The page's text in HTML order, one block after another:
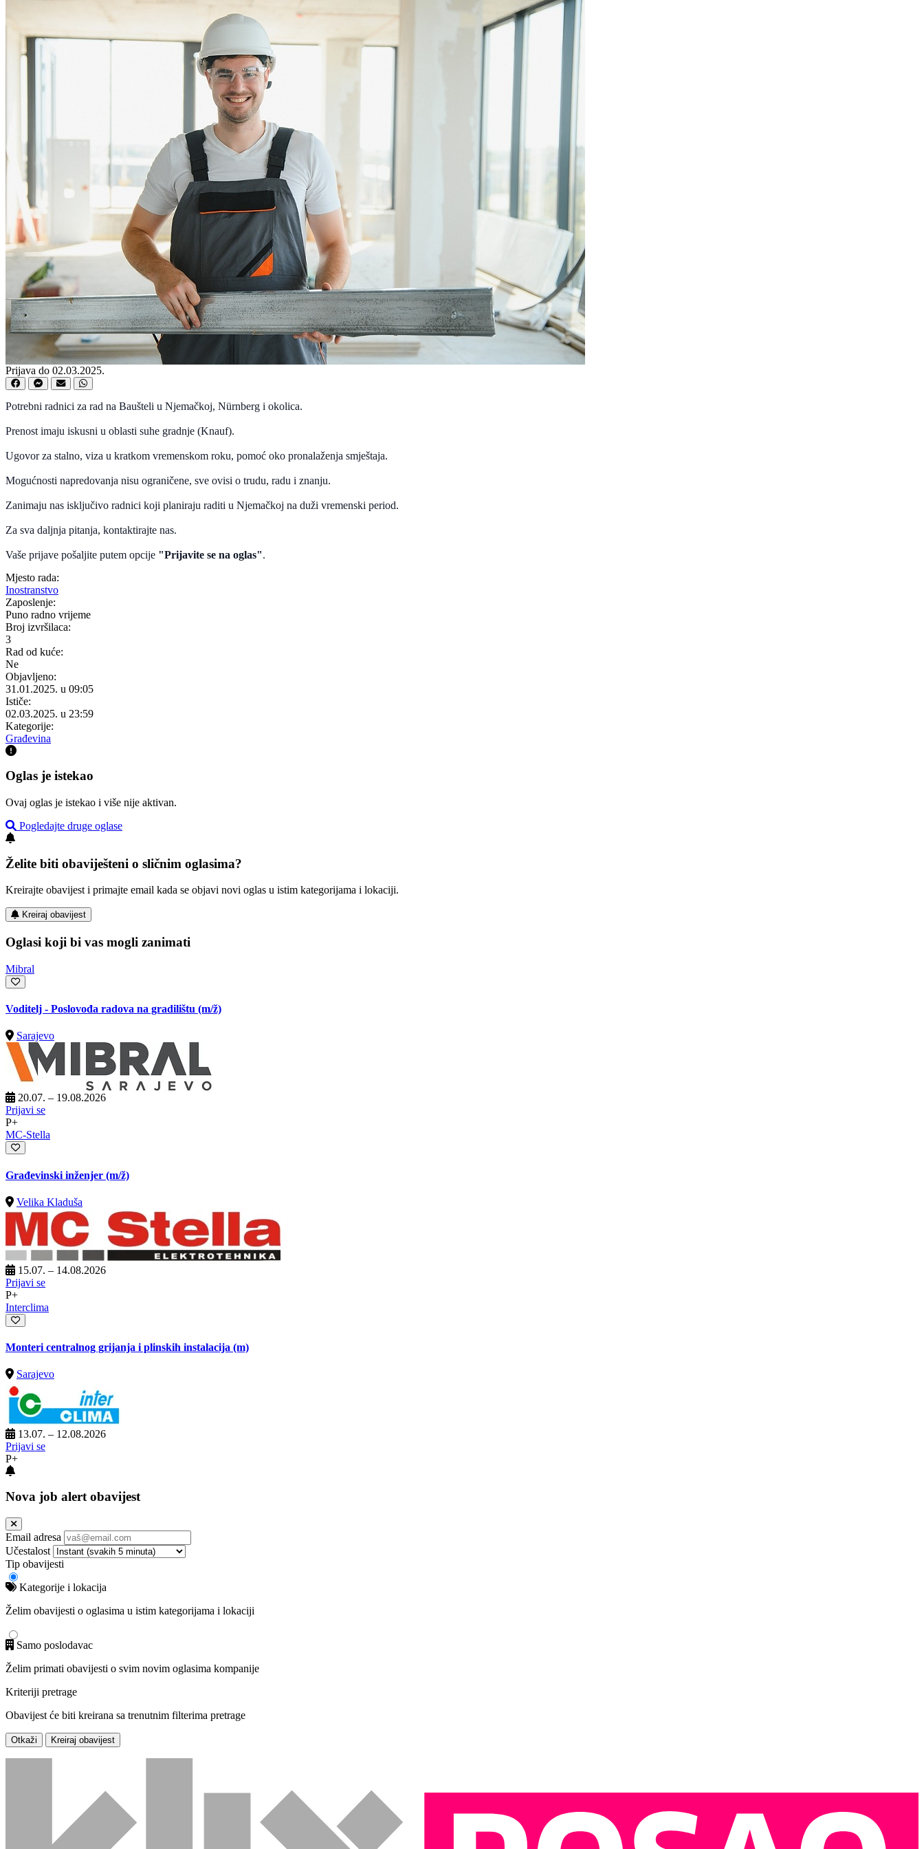
Prijava do 02.03.2025.
Potrebni radnici za rad na Baušteli u Njemačkoj, Nürnberg i okolica.
Prenost imaju iskusni u oblasti suhe gradnje (Knauf).
Ugovor za stalno, viza u kratkom vremenskom roku, pomoć oko pronalaženja smještaja.
Mogućnosti napredovanja nisu ograničene, sve ovisi o trudu, radu i znanju.
Zanimaju nas isključivo radnici koji planiraju raditi u Njemačkoj na duži vremenski period.
Za sva daljnja pitanja, kontaktirajte nas.
Vaše prijave pošaljite putem opcije "Prijavite se na oglas".
Mjesto rada:
Inostranstvo
Zaposlenje:
Puno radno vrijeme
Broj izvršilaca:
3
Rad od kuće:
Ne
Objavljeno:
31.01.2025. u 09:05
Ističe:
02.03.2025. u 23:59
Kategorije:
Građevina
Oglas je istekao
Ovaj oglas je istekao i više nije aktivan.
Pogledajte druge oglase
Želite biti obaviješteni o sličnim oglasima?
Kreirajte obavijest i primajte email kada se objavi novi oglas u istim kategorijama i lokaciji.
Kreiraj obavijest
Oglasi koji bi vas mogli zanimati
Mibral
Voditelj - Poslovođa radova na gradilištu (m/ž)
Sarajevo
20.07. – 19.08.2026
Prijavi se
P+
MC-Stella
Građevinski inženjer (m/ž)
Velika Kladuša
15.07. – 14.08.2026
Prijavi se
P+
Interclima
Monteri centralnog grijanja i plinskih instalacija (m)
Sarajevo
13.07. – 12.08.2026
Prijavi se
P+
Nova job alert obavijest
Email adresa
Učestalost
Tip obavijesti
Kategorije i lokacija
Želim obavijesti o oglasima u istim kategorijama i lokaciji
Samo poslodavac
Želim primati obavijesti o svim novim oglasima kompanije
Kriteriji pretrage
Obavijest će biti kreirana sa trenutnim filterima pretrage
Otkaži Kreiraj obavijest